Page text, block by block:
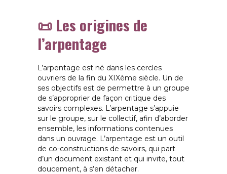
📜 Les origines de
l’arpentage
L’arpentage est né dans les cercles
ouvriers de la fin du XIXème siècle. Un de
ses objectifs est de permettre à un groupe
de s’approprier de façon critique des
savoirs complexes. L’arpentage s’appuie
sur le groupe, sur le collectif, afin d’aborder
ensemble, les informations contenues
dans un ouvrage. L’arpentage est un outil
de co-constructions de savoirs, qui part
d’un document existant et qui invite, tout
doucement, à s’en détacher.